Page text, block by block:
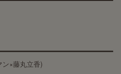
×藤丸立香)